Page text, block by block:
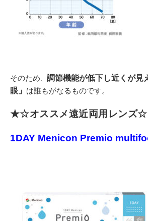
そのため、 調節機能が低下し近くが見
眼」 は誰もがなるものです。
★☆オススメ遠近両用レンズ
1DAY Menicon Premio